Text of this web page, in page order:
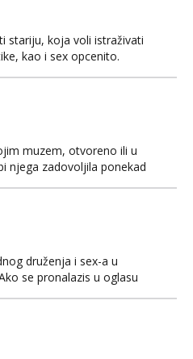
stariju, koja voli istraživati
kao i sex opcenito.
muzem, otvoreno ili u
njega zadovoljila ponekad
druženja i sex-a u
se pronalazis u oglasu